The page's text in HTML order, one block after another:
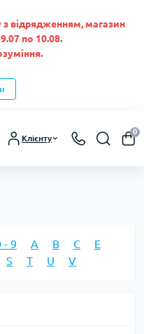
з відрядженням, магазин
по 10.08.
Клієнту
0
- 9 A B C
E
S T U V